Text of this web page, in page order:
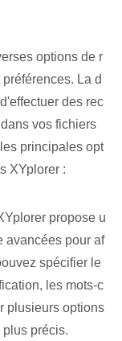
options de r
La d
des rec
vos fichiers
principales opt
XYplorer :
propose u
avancées pour af
spécifier le
les mots-c
plusieurs options
précis.